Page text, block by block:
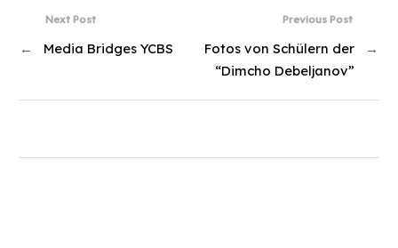
Previous Post
Fotos von Schülern der
“Dimcho Debeljanov”
→
Next Post
← Media Bridges YCBS